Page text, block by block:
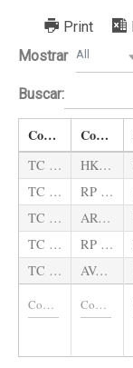
Print
Mostrar All
Buscar:
Contrato Contratada
TC n. 52/2022 HK SERVIÇOS DE CONSTRUÇÕES LTDA, CNPJ 12.011.719/0001-07
TC n. 66/2023
RP EDIFICAÇÕES LTDA, CNPJ Nº 05.734.025/0001-32
TC n. 69/2023
ARCANJO SERVIÇOS ADMINISTRATIVOS E COMÉRCIO DE GÊNERO ALIMENTÍCIO LTDA, CNPJ Nº 28.765.848/0001-20,
TC n. 103/2023
RP EDIFICAÇÕES LTDA, CNPJ Nº 05.734.025/0001-32
TC n. 105/2023
AVAL ENGENHARIA E INCORPORADORA LTDA, CNPJ Nº 07.659.259/0001-98